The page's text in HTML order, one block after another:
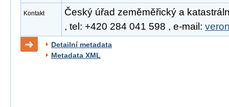
Kontakt
Český úřad zeměměřický a
, tel: +420 284 041 598 , e-mail:
Detailní metadata
Metadata XML